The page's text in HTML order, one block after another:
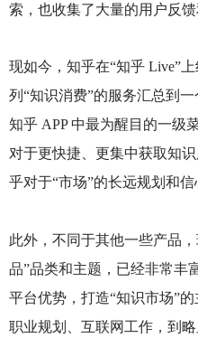
索，也收集了大量的用户反馈
现如今，知乎在“知乎 Live”
列“知识消费”的服务汇总到
知乎 APP 中最为醒目的一级
对于更快捷、更集中获取知
乎对于“市场”的长远规划和信
此外，不同于其他一些产品
品”品类和主题，已经非常丰
平台优势，打造“知识市场”
职业规划、互联网工作，到